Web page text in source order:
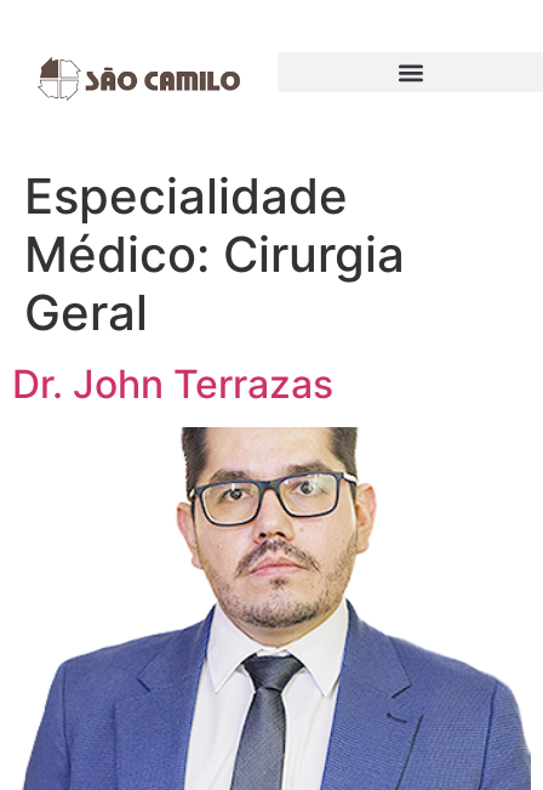
Especialidade
Médico: Cirurgia
Geral
Dr. John Terrazas